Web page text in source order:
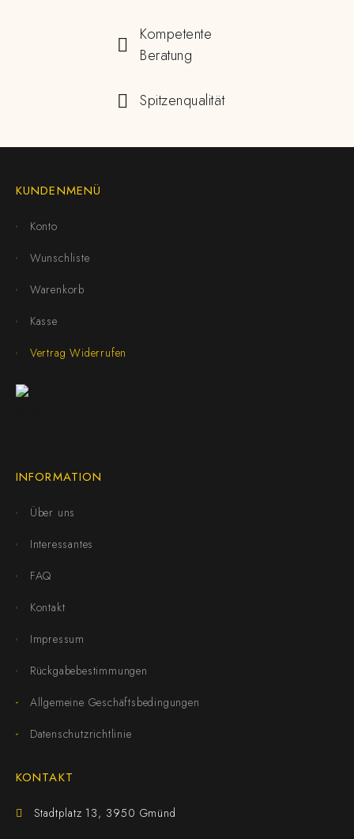
Kompetente
Beratung
Spitzenqualität
KUNDENMENÜ
Konto
Wunschliste
Warenkorb
Kasse
Vertrag Widerrufen
INFORMATION
Über uns
Interessantes
FAQ
Kontakt
Impressum
Rückgabebestimmungen
Allgemeine Geschäftsbedingungen
Datenschutzrichtlinie
KONTAKT
Stadtplatz 13, 3950 Gmünd